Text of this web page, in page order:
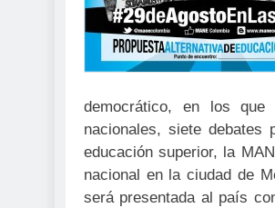
democrático, en los que
nacionales, siete debates
educación superior, la
nacional en la ciudad de
será presentada al país